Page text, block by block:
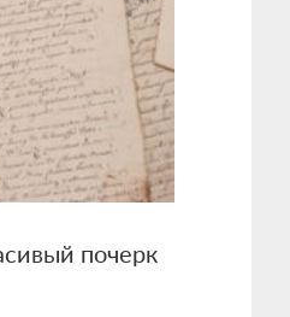
почерк